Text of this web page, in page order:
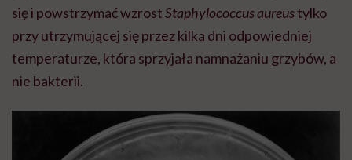
się i powstrzymać wzrostStaphylococcus aureustylko
przy utrzymującej się przez kilka dni odpowiedniej
temperaturze, która sprzyjała namnażaniu grzybów, a
nie bakterii.